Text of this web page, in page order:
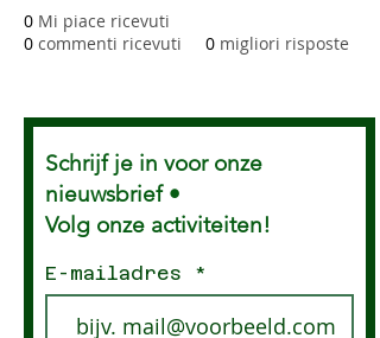
0 Mi piace ricevuti
0 commenti ricevuti 0 migliori risposte
Schrijf je in voor onze
nieuwsbrief •
Volg onze activiteiten!
E-mailadres